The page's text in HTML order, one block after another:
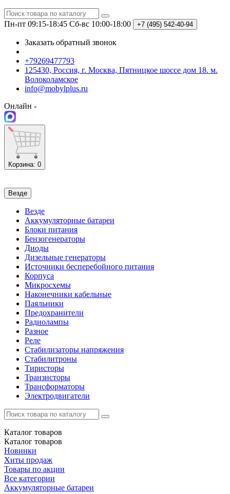
Пн-пт 09:15-18:45 Сб-вс 10:00-18:00 +7 (495) 542-40-94
Заказать обратный звонок
+79269477793
125430, Россия, г. Москва, Пятницкое шоссе дом 18. м.
Волоколамское
info@mobylplus.ru
Онлайн -
Корзина: 0
Везде
Везде
Аккумуляторные батареи
Блоки питания
Бензогенераторы
Диоды
Дизельные генераторы
Источники бесперебойного питания
Корпуса
Микросхемы
Наконечники кабельные
Паяльники
Предохранители
Радиолампы
Разное
Реле
Стабилизаторы напряжения
Стабилитроны
Тиристоры
Транзисторы
Трансформаторы
Электродвигатели
Каталог товаров
Каталог товаров
Новинки
Хиты продаж
Товары по акции
Все категории
Аккумуляторные батареи